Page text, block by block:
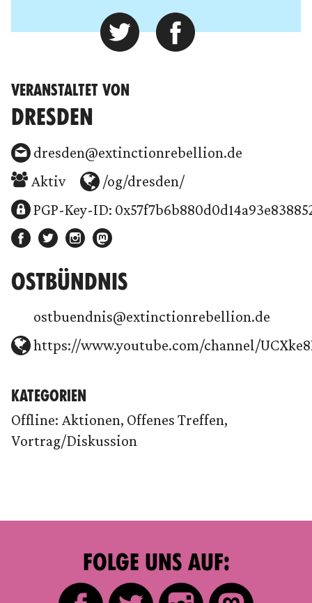
VERANSTALTET VON
DRESDEN
dresden@extinctionrebellion.de
Aktiv
/og/dresden/
PGP-Key-ID:
OSTBÜNDNIS
ostbuendnis@extinctionrebellion.de
https://www.youtube.com/channel/
KATEGORIEN
Offline: Aktionen, Offenes Treffen,
Vortrag/Diskussion
FOLGE UNS AUF: